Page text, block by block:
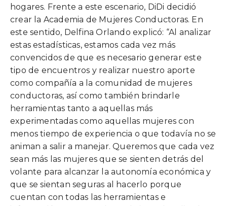
hogares. Frente a este escenario, DiDi decidió
crear la Academia de Mujeres Conductoras. En
este sentido, Delfina Orlando explicó: “Al analizar
estas estadísticas, estamos cada vez más
convencidos de que es necesario generar este
tipo de encuentros y realizar nuestro aporte
como compañía a la comunidad de mujeres
conductoras, así como también brindarle
herramientas tanto a aquellas más
experimentadas como aquellas mujeres con
menos tiempo de experiencia o que todavía no se
animan a salir a manejar. Queremos que cada vez
sean más las mujeres que se sienten detrás del
volante para alcanzar la autonomía económica y
que se sientan seguras al hacerlo porque
cuentan con todas las herramientas e